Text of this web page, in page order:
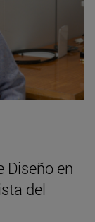
Diseño en
del